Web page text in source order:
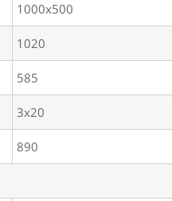
1000x500
1020
585
3x20
890